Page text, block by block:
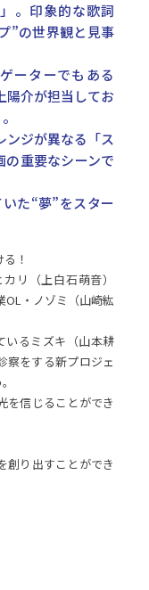
」。印象的な歌詞
”の世界観と見事
ーターでもある
陽介が担当してお
ンジが異なる「ス
の重要なシーンで
た“夢”をスター
！
リ（上白石萌音）
OL・ノゾミ（山崎紘
いるミズキ（山本耕
察をする新プロジェ
を信じることができ
創り出すことができ